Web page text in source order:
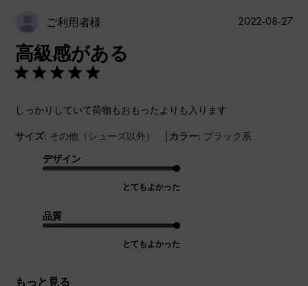
ご利用者様
高級感がある
しっかりしていて荷物もおもったよりも入ります
サイズ: その他（シューズ以外） | カラー: ブラック系
デザイン
とてもよかった
品質
とてもよかった
もっと見る
公
2022-08-27